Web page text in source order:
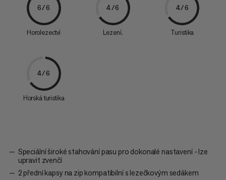
6/6
Horolezectví
4/6
Lezení.
4/6
Turistika
4/6
Horská turistika
Speciální široké stahování pasu pro dokonalé nastavení - lze
upravit zvenčí
2 přední kapsy na zip kompatibilní s lezečkovým sedákem